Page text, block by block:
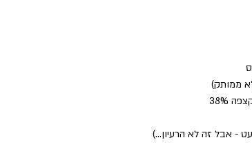
- אבל זה לא הרעיון...)